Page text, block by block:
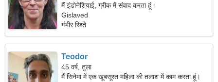
मैं इंडोनेशियाई, ग्रीक में संवाद करता हूं।
Gislaved
गंभीर रिश्ते
Teodor
45 वर्ष, तुला
मैं सिनेमा में एक खूबसूरत महिला की तलाश में काम करता हूं।